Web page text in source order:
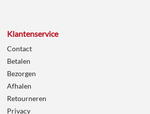
Klantenservice
Contact
Betalen
Bezorgen
Afhalen
Retourneren
Privacy